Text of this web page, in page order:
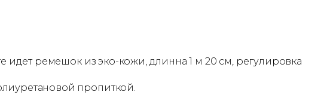
идет ремешок из эко-кожи, длинна 1 м 20 см, регулировка
пропиткой.